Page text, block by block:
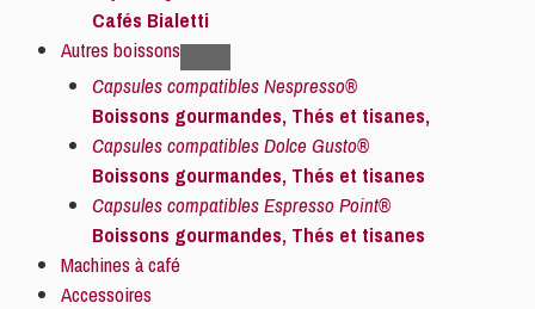
Cafés Bialetti
Autres boissons
Capsules compatibles Nespresso®
Boissons gourmandes, Thés et tisanes,
Capsules compatibles Dolce Gusto®
Boissons gourmandes, Thés et tisanes
Capsules compatibles Espresso Point®
Boissons gourmandes, Thés et tisanes
Machines à café
Accessoires